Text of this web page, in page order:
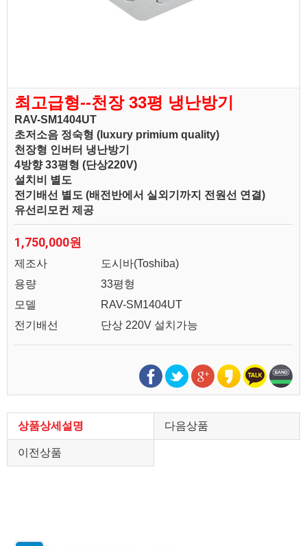
최고급형--천장 33평 냉난방기
RAV-SM1404UT
초저소음 정숙형 (luxury primium quality)
천장형 인버터 냉난방기
4방향 33평형 (단상220V)
설치비 별도
전기배선 별도 (배전반에서 실외기까지 전원선 연결)
유선리모컨 제공
1,750,000원
제조사
도시바(Toshiba)
용량
33평형
모델
RAV-SM1404UT
전기배선
단상 220V 설치가능
상품상세설명 다음상품
이전상품